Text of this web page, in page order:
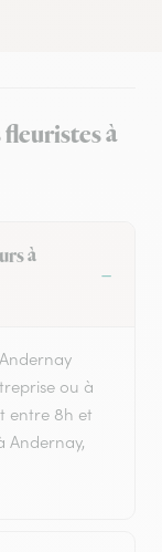
à
à
ou à
entre 8h et
Andernay,